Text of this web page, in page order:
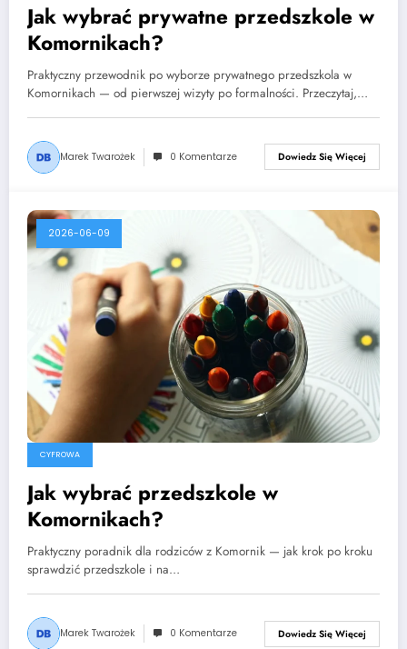
Jak wybrać prywatne przedszkole w
Komornikach?
Praktyczny przewodnik po wyborze prywatnego przedszkola w
Komornikach — od pierwszej wizyty po formalności. Przeczytaj,…
Marek Twarożek 0 Komentarze Dowiedz Się Więcej
2026-06-09
CYFROWA
Jak wybrać przedszkole w
Komornikach?
Praktyczny poradnik dla rodziców z Komornik — jak krok po kroku
sprawdzić przedszkole i na…
Marek Twarożek 0 Komentarze Dowiedz Się Więcej